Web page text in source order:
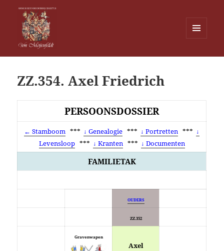
WIDGETS
ZZ.354. Axel Friedrich
PERSOONSDOSSIER
← Stamboom *** ↓ Genealogie *** ↓ Portretten *** ↓
Levensloop*** ↓ Kranten*** ↓ Documenten
FAMILIETAK
OUDERS
ZZ.352
Gravenwapen
Axel